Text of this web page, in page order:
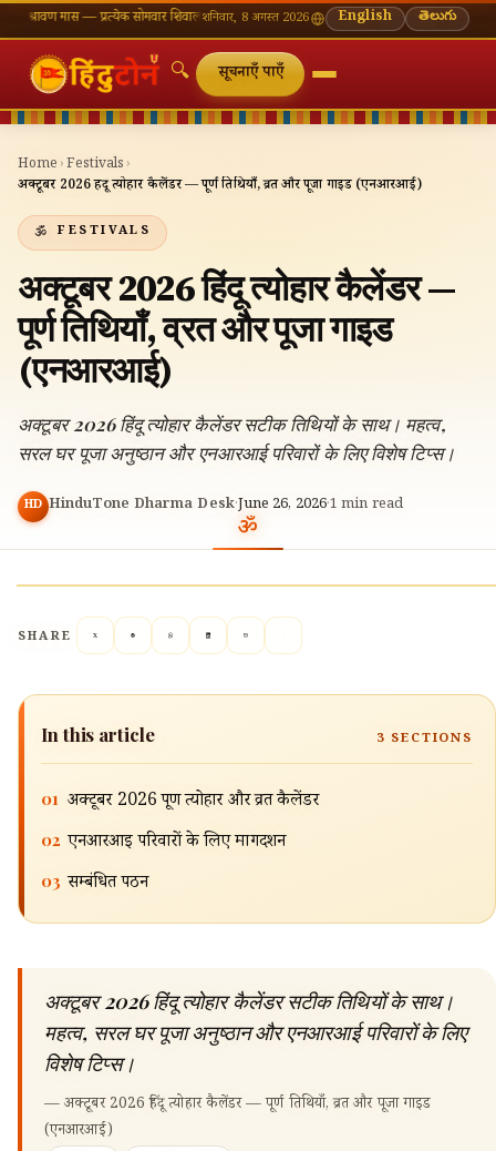
मास — प्रत्येक सोमवार शिवालय दर्शन का महत्व🌸 गणेश चतुर्थी — भाद्रपद शुक्ल चतुर्थी⛩ काशी
शनिवार, 8 अगस्त 2026 English తెలుగు
🔍 सूचनाएँ पाएँ
Home ›Festivals ›
अक्टूबर 2026 हिंदू त्योहार कैलेंडर — पूर्ण तिथियाँ, व्रत और पूजा गाइड (एनआरआई)
FESTIVALS
अक्टूबर 2026 हिंदू त्योहार कैलेंडर —
पूर्ण तिथियाँ, व्रत और पूजा गाइड
(एनआरआई)
अक्टूबर 2026 हिंदू त्योहार कैलेंडर सटीक तिथियों के साथ। महत्व,
सरल घर पूजा अनुष्ठान और एनआरआई परिवारों के लिए विशेष टिप्स।
HD HinduTone Dharma Desk·June 26, 2026·1 min read
SHARE
In this article 3 SECTIONS
01 अक्टूबर 2026 पूर्ण त्योहार और व्रत कैलेंडर
02 एनआरआई परिवारों के लिए मार्गदर्शन
03 सम्बंधित पठन
अक्टूबर 2026 हिंदू त्योहार कैलेंडर सटीक तिथियों के साथ।
महत्व, सरल घर पूजा अनुष्ठान और एनआरआई परिवारों के लिए
विशेष टिप्स।
—अक्टूबर 2026 हिंदू त्योहार कैलेंडर — पूर्ण तिथियाँ, व्रत और पूजा गाइड
(एनआरआई)